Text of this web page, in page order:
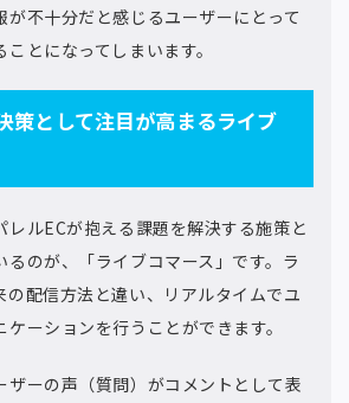
が不十分だと感じるユーザーにとって
とになってしまいます。
策として注目が高まるライブ
レルECが抱える課題を解決する施策と
るのが、「ライブコマース」です。ラ
の配信方法と違い、リアルタイムでユ
ーションを行うことができます。
ザーの声（質問）がコメントとして表